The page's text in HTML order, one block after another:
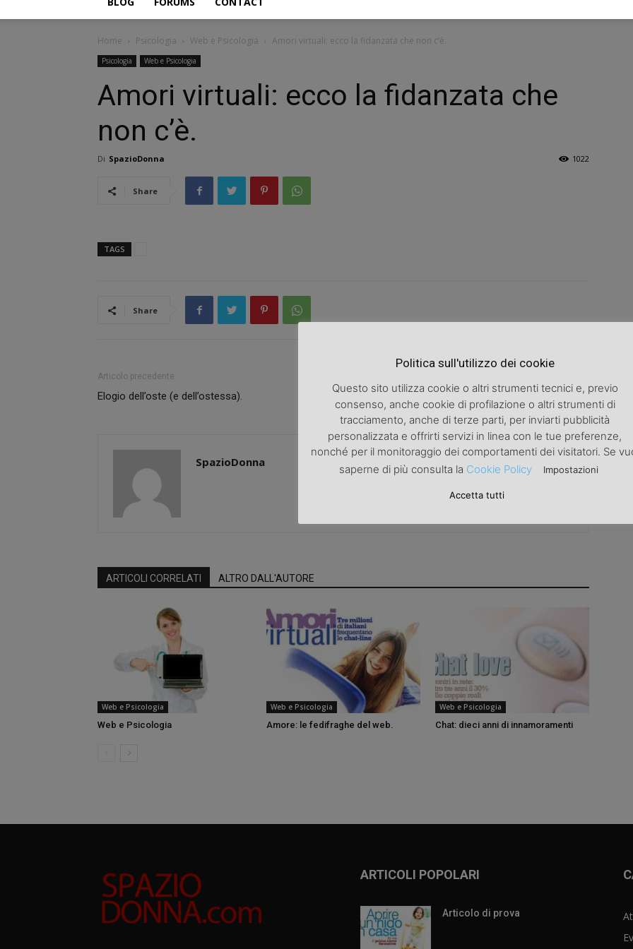
Home Psicologia Web e Psicologia Amori virtuali: ecco la fidanzata che non c’è.
Psicologia Web e Psicologia
Amori virtuali: ecco la fidanzata che
non c’è.
Di SpazioDonna 1022
Share
TAGS
Share
Articolo precedente
Elogio dell’oste (e dell’ostessa). Bellezza: depilate o depilate?
SpazioDonna
ARTICOLI CORRELATI ALTRO DALL'AUTORE
Web e Psicologia
Web e Psicologia
Web e Psicologia
Amore: le fedifraghe del web.
Web e Psicologia
Chat: dieci anni di innamoramenti
ARTICOLI POPOLARI
Articolo di prova
Politica sull'utilizzo dei cookie
Questo sito utilizza cookie o altri strumenti tecnici e, previo
consenso, anche cookie di profilazione o altri strumenti di
tracciamento, anche di terze parti, per inviarti pubblicità
personalizzata e offrirti servizi in linea con le tue preferenze,
nonché per il monitoraggio dei comportamenti dei visitatori. Se
saperne di più consulta la Cookie Policy Impostazioni
Accetta tutti